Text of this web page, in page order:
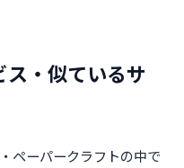
・似ているサ
ペーパークラフトの中で